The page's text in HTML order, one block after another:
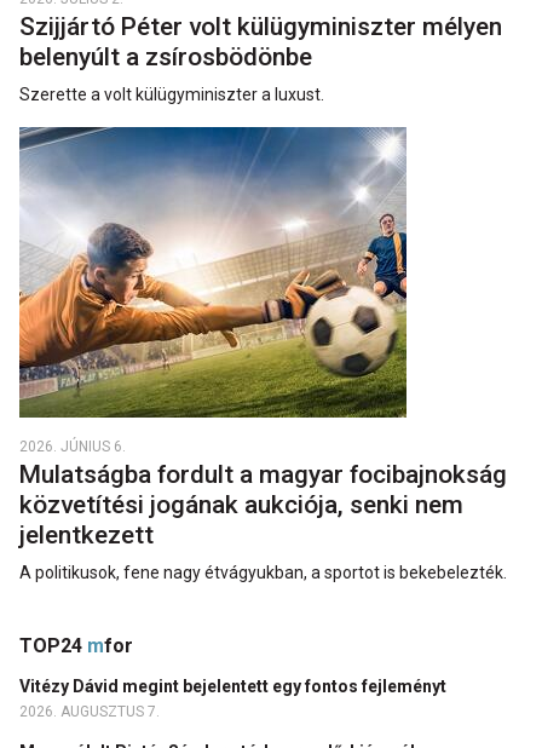
Szijjártó Péter volt külügyminiszter mélyen
belenyúlt a zsírosbödönbe
Szerette a volt külügyminiszter a luxust.
2026. JÚNIUS 6.
Mulatságba fordult a magyar focibajnokság
közvetítési jogának aukciója, senki nem
jelentkezett
A politikusok, fene nagy étvágyukban, a sportot is bekebelezték.
TOP24 mfor
Vitézy Dávid megint bejelentett egy fontos fejleményt
2026. AUGUSZTUS 7.